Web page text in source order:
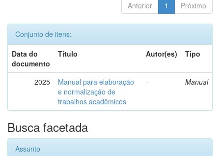
Anterior 1 Próximo
Conjunto de itens:
Data do
documento
Título Autor(es) Tipo
2025
Manual para elaboração
e normalização de
trabalhos acadêmicos
- Manual
Busca facetada
Assunto